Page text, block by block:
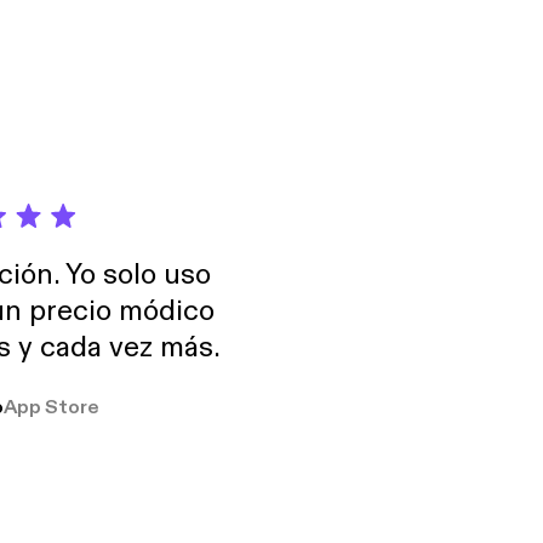
eso ya será
Yo solo uso
precio módico
y cada vez más.
App Store